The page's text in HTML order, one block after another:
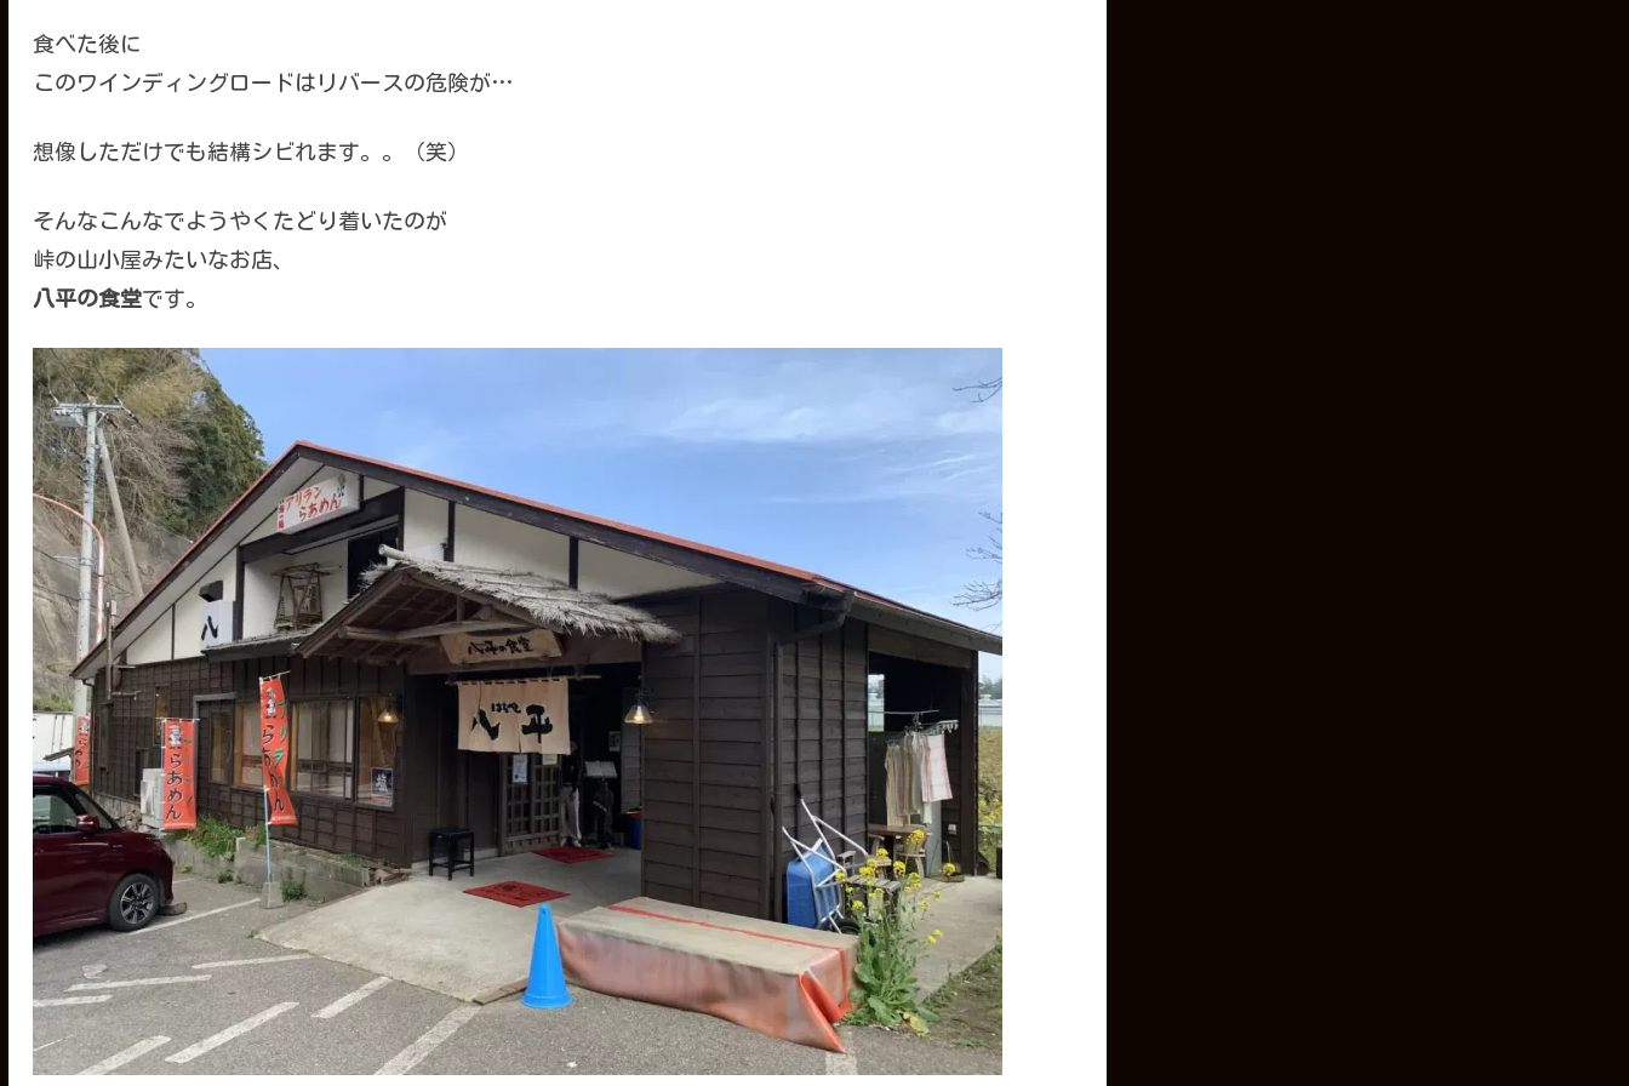
食べた後に
このワインディングロードはリバースの危険が…
想像しただけでも結構シビれます。。（笑）
そんなこんなでようやくたどり着いたのが
峠の山小屋みたいなお店、
八平の食堂です。